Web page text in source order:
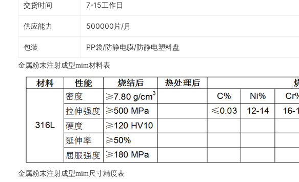
交货时间 7-15工作日
供应能力 500000片/月
包装 PP袋/防静电膜/防静电塑料盘
金属粉末注射成型mim材料表
金属粉末注射成型mim尺寸精度表